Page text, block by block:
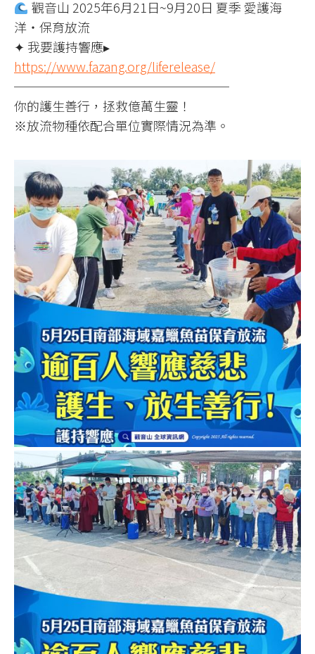
觀音山 2025年6月21日~9月20日 夏季 愛護海
洋‧保育放流
✦ 我要護持響應▸
https://www.fazang.org/liferelease/
─────────────────
你的護生善行，拯救億萬生靈！
※放流物種依配合單位實際情況為準。